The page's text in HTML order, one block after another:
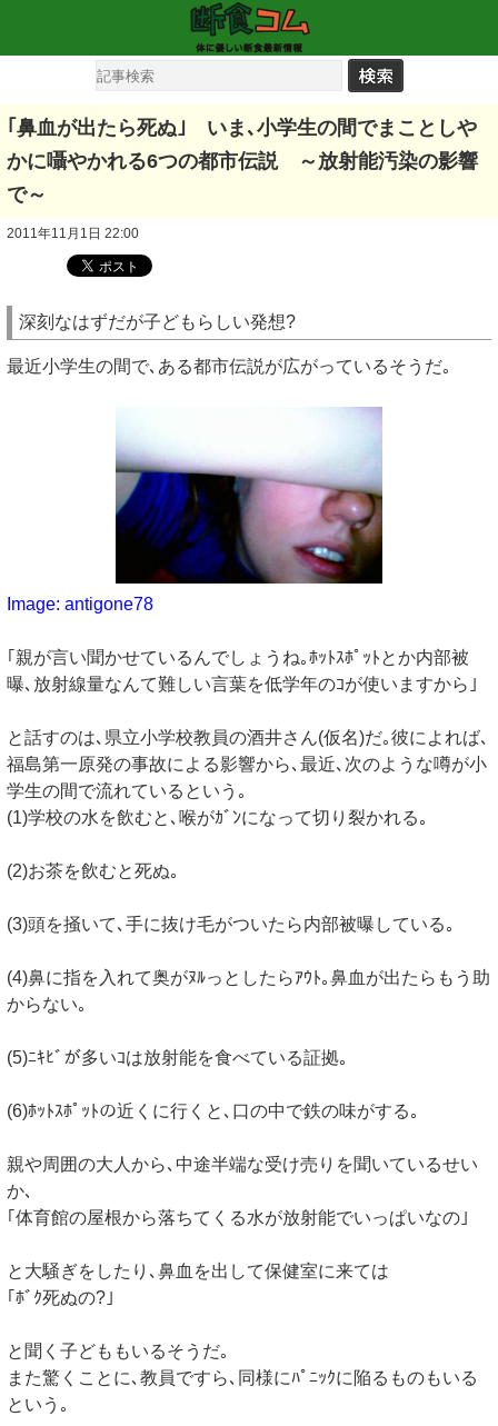
｢鼻血が出たら死ぬ｣ いま､小学生の間でまことしや
かに囁やかれる6つの都市伝説 ～放射能汚染の影響
で～
2011年11月1日 22:00
深刻なはずだが子どもらしい発想?
最近小学生の間で､ある都市伝説が広がっているそうだ｡
Image: antigone78
｢親が言い聞かせているんでしょうね｡ﾎｯﾄｽﾎﾟｯﾄとか内部被
曝､放射線量なんて難しい言葉を低学年のｺが使いますから｣
と話すのは､県立小学校教員の酒井さん(仮名)だ｡彼によれば､
福島第一原発の事故による影響から､最近､次のような噂が小
学生の間で流れているという｡
(1)学校の水を飲むと､喉がｶﾞﾝになって切り裂かれる｡
(2)お茶を飲むと死ぬ｡
(3)頭を掻いて､手に抜け毛がついたら内部被曝している｡
(4)鼻に指を入れて奥がﾇﾙっとしたらｱｳﾄ｡鼻血が出たらもう助
からない｡
(5)ﾆｷﾋﾞが多いｺは放射能を食べている証拠｡
(6)ﾎｯﾄｽﾎﾟｯﾄの近くに行くと､口の中で鉄の味がする｡
親や周囲の大人から､中途半端な受け売りを聞いているせい
か､
｢体育館の屋根から落ちてくる水が放射能でいっぱいなの｣
と大騒ぎをしたり､鼻血を出して保健室に来ては
｢ﾎﾞｸ死ぬの?｣
と聞く子どももいるそうだ｡
また驚くことに､教員ですら､同様にﾊﾟﾆｯｸに陥るものもいる
という｡